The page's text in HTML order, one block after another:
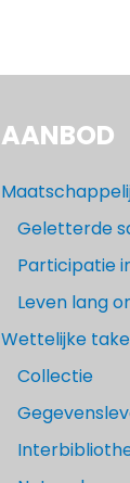
AANBOD
Geletterde
Participatie
Leven lang
Wettelijke
Collectie